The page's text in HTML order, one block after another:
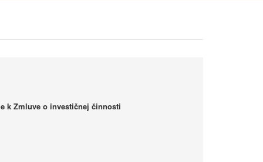
k Zmluve o investičnej činnosti